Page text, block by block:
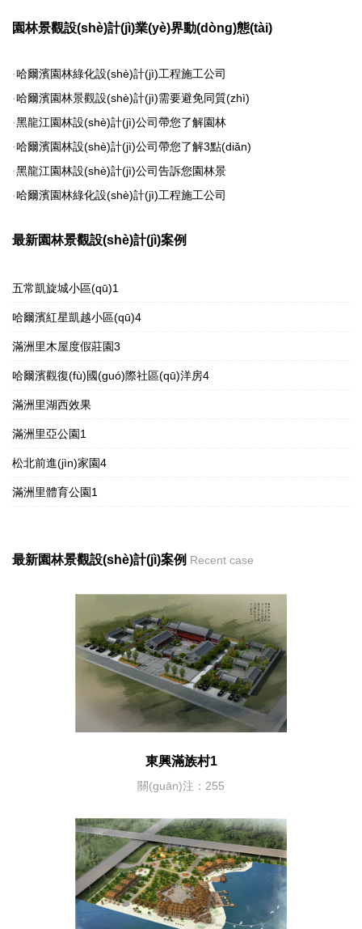
園林景觀設(shè)計(jì)業(yè)界動(dòng)態(tài)
·哈爾濱園林綠化設(shè)計(jì)工程施工公司
·哈爾濱園林景觀設(shè)計(jì)需要避免同質(zhì)
·黑龍江園林設(shè)計(jì)公司帶您了解園林
·哈爾濱園林設(shè)計(jì)公司帶您了解3點(diǎn)
·黑龍江園林設(shè)計(jì)公司告訴您園林景
·哈爾濱園林綠化設(shè)計(jì)工程施工公司
最新園林景觀設(shè)計(jì)案例
五常凱旋城小區(qū)1
哈爾濱紅星凱越小區(qū)4
滿洲里木屋度假莊園3
哈爾濱觀復(fù)國(guó)際社區(qū)洋房4
滿洲里湖西效果
滿洲里亞公園1
松北前進(jìn)家園4
滿洲里體育公園1
最新園林景觀設(shè)計(jì)案例 Recent case
東興滿族村1
關(guān)注：255